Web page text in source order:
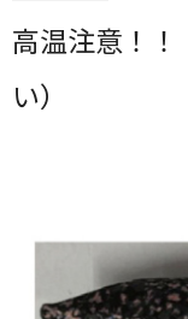
⾼温注意！
い）